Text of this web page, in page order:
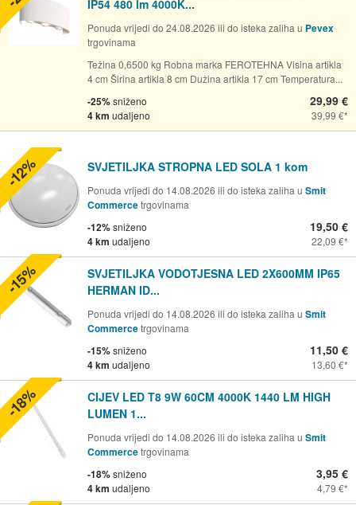
IP54 480 lm 4000K...
Ponuda vrijedi do 24.08.2026 ili do isteka zaliha u Pevex
trgovinama
Težina 0,6500 kg Robna marka FEROTEHNA Visina artikla
4 cm Širina artikla 8 cm Dužina artikla 17 cm Temperatura...
-25%sniženo
4 km udaljeno
29,99 €
39,99 €
SVJETILJKA STROPNA LED SOLA 1 kom
Ponuda vrijedi do 14.08.2026 ili do isteka zaliha u Smit
Commercetrgovinama
-12%sniženo
4 km udaljeno
19,50 €
22,09 €
-12%
SVJETILJKA VODOTJESNA LED 2X600MM IP65
HERMAN ID...
Ponuda vrijedi do 14.08.2026 ili do isteka zaliha u Smit
Commercetrgovinama
-15%sniženo
4 km udaljeno
11,50 €
13,60 €
-15%
CIJEV LED T8 9W 60CM 4000K 1440 LM HIGH
LUMEN 1...
Ponuda vrijedi do 14.08.2026 ili do isteka zaliha u Smit
Commercetrgovinama
-18%sniženo
4 km udaljeno
3,95 €
4,79 €
-18%